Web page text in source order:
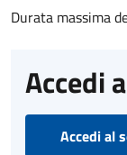
Durata massima
Accedi
Accedi al